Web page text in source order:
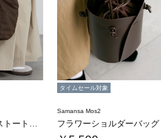
タイムセール対象
Samansa Mos2
フラワーショルダーバッグ